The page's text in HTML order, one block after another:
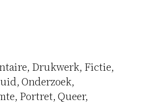
Drukwerk Fictie
Onderzoek
Portret Queer